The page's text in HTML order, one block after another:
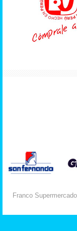
Franco Supermercado